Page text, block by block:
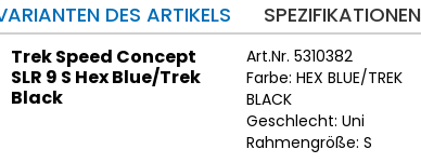
DES ARTIKELS SPEZIFIKATIONEN
Trek Speed Concept
SLR 9 S Hex Blue/Trek
Black
Art.Nr. 5310382
Farbe: HEX BLUE/TREK
BLACK
Geschlecht: Uni
Rahmengröße: S